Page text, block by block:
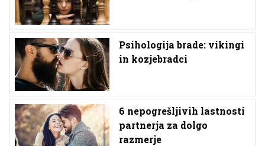
Psihologija brade: vikingi
in kozjebradci
6 nepogrešljivih lastnosti
partnerja za dolgo
razmerje